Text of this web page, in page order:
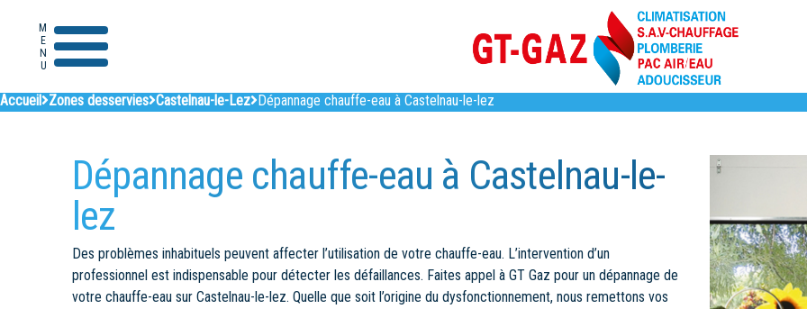
MENU
Accueil Zones desservies Castelnau-le-Lez Dépannage chauffe-eau à Castelnau-le-lez
Dépannage chauffe-eau à Castelnau-le-
lez
Des problèmes inhabituels peuvent affecter l’utilisation de votre chauffe-eau. L’intervention d’un
professionnel est indispensable pour détecter les défaillances. Faites appel à GT Gaz pour un dépannage de
votre chauffe-eau sur Castelnau-le-lez. Quelle que soit l’origine du dysfonctionnement, nous remettons vos